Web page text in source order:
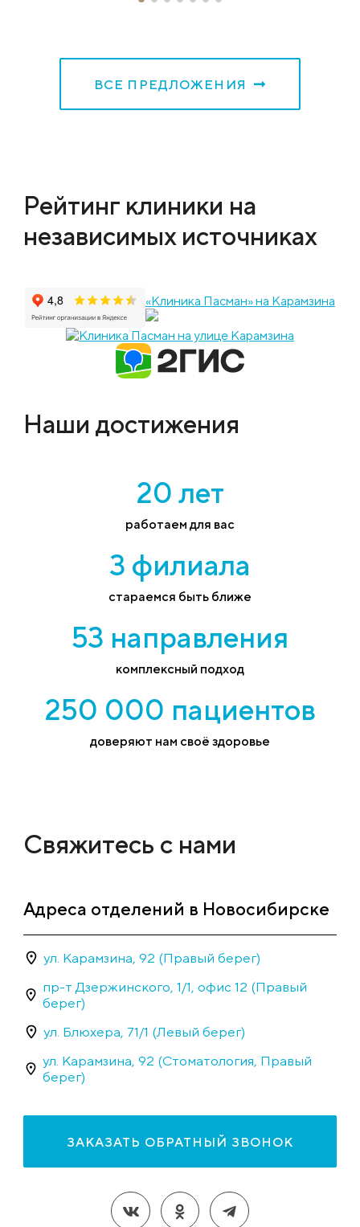
ВСЕ ПРЕДЛОЖЕНИЯ
Рейтинг клиники на
независимых источниках
«Клиника Пасман» на Карамзина
Наши достижения
20 лет
работаем для вас
3 филиала
стараемся быть ближе
53 направления
комплексный подход
250 000 пациентов
доверяют нам своё здоровье
Свяжитесь с нами
Адреса отделений в Новосибирске
ул. Карамзина, 92 (Правый берег)
пр-т Дзержинского, 1/1, офис 12 (Правый
берег)
ул. Блюхера, 71/1 (Левый берег)
ул. Карамзина, 92 (Стоматология, Правый
берег)
ЗАКАЗАТЬ ОБРАТНЫЙ ЗВОНОК